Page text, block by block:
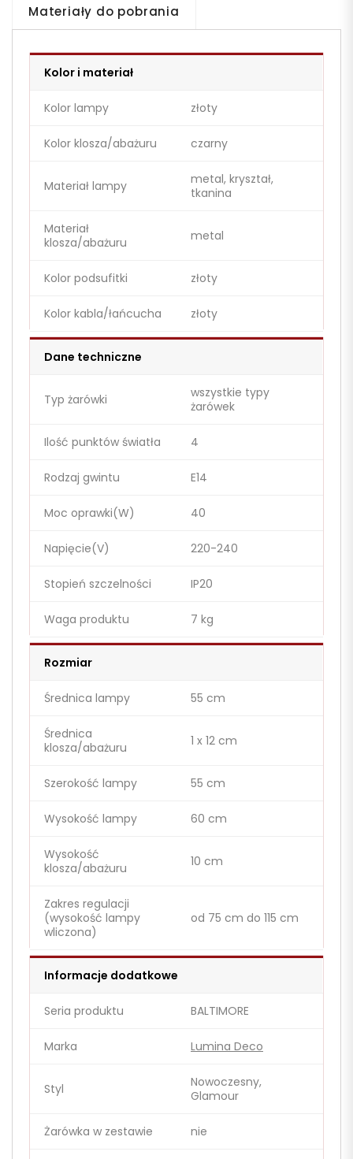
Materiały do pobrania
Kolor i materiał
Kolor lampy złoty
Kolor klosza/abażuru czarny
Materiał lampy
metal, kryształ,
tkanina
Materiał
klosza/abażuru
metal
Kolor podsufitki złoty
Kolor kabla/łańcucha złoty
Dane techniczne
Typ żarówki
wszystkie typy
żarówek
Ilość punktów światła 4
Rodzaj gwintu E14
Moc oprawki(W) 40
Napięcie(V) 220-240
Stopień szczelności IP20
Waga produktu 7 kg
Rozmiar
Średnica lampy 55 cm
Średnica
klosza/abażuru
1 x 12 cm
Szerokość lampy 55 cm
Wysokość lampy 60 cm
Wysokość
klosza/abażuru
10 cm
Zakres regulacji
(wysokość lampy
wliczona)
od 75 cm do 115 cm
Informacje dodatkowe
Seria produktu BALTIMORE
Marka Lumina Deco
Styl
Nowoczesny,
Glamour
Żarówka w zestawie nie